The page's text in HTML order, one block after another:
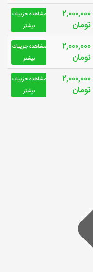
۲,۰۰۰,۰۰۰
تومان
مشاهده جزییات
بیشتر
۲,۰۰۰,۰۰۰
تومان
مشاهده جزییات
بیشتر
۲,۰۰۰,۰۰۰
تومان
مشاهده جزییات
بیشتر